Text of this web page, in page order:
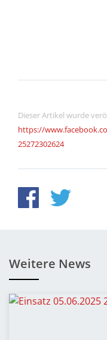
Dieser Artikel wurde
https://
25272302624
Weitere News